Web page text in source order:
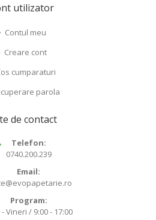
utilizator
Contul meu
Creare cont
cumparaturi
parola
de contact
Telefon:
0740.200.239
Email:
Program:
- Vineri / 9:00 - 17:00